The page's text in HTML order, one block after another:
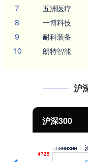
7 五洲医疗
8 一博科技
9 耐科装备
10 朗特智能
沪
沪深300